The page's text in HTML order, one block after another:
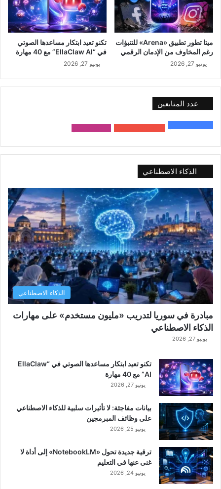
ميتا تطور تطبيق «Arena» للتنبؤات
رغم المخاوف من الإدمان الرقمي
يونيو 27, 2026
تكنو تعيد ابتكار مساعدها الصوتي
في “EllaClaw AI” مع 40 مهارة
يونيو 27, 2026
عدد المتابعين
الذكاء الاصطناعي
الذكاء الاصطناعي
مبادرة في سوريا لتدريب «مليون مستخدم» على مهارات
الذكاء الاصطناعي
يونيو 27, 2026
تكنو تعيد ابتكار مساعدها الصوتي في “EllaClaw
AI” مع 40 مهارة
يونيو 27, 2026
بيانات مفاجئة: لا تأثيرات سلبية للذكاء الاصطناعي
على وظائف المبرمجين
يونيو 25, 2026
ترقية جديدة تحول «NotebookLM» إلى أداة لا
غنى عنها في التعليم
يونيو 24, 2026